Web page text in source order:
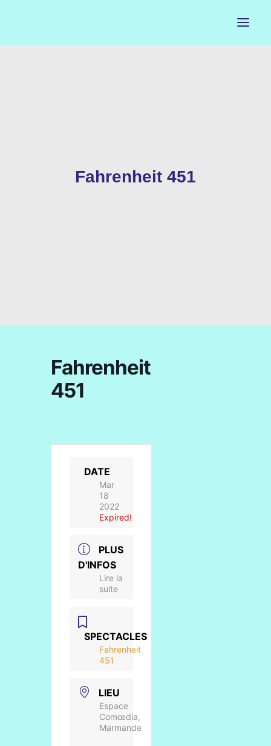
CALENDRIERFahrenheit 451
Fahrenheit
451
DATE
Mar
18
2022
Expired!
PLUS
D'INFOS
Lire la
suite
SPECTACLES
Fahrenheit
451
LIEU
Espace
Comœdia,
Marmande